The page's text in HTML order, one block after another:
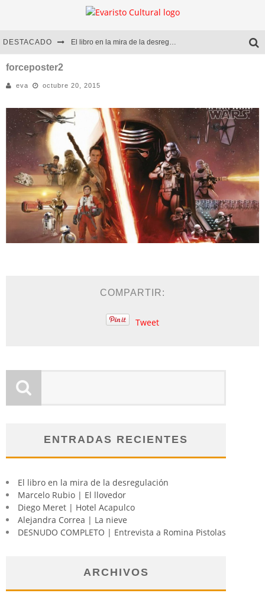
DESTACADO El libro en la mira de la desregulación
Diego Meret | Hotel Acapulco
Alejandra Correa | La nieve
forceposter2
eva octubre 20, 2015
COMPARTIR:
Tweet
ENTRADAS RECIENTES
El libro en la mira de la desregulación
Marcelo Rubio | El llovedor
Diego Meret | Hotel Acapulco
Alejandra Correa | La nieve
DESNUDO COMPLETO | Entrevista a Romina Pistolas
ARCHIVOS